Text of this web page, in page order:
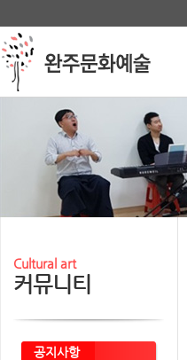
Cultural art
커뮤니티
공지사항